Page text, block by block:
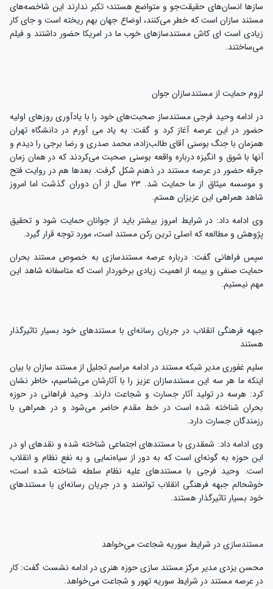
سازها انسان‌های حقیقت‌جو و متواضع هستند؛ تکبر ندارند این شاخصه‌های
مستند سازان است که خطر می‌کنند، اوضاع جهان بهم ریخته است و جای کار
زیادی است ای کاش مستندسازهای خوب ما در امریکا حضور داشتند و فیلم
می‌ساختند.
لزوم حمایت از مستندسازان جوان
در ادامه وحید فرجی مستندساز صحبت‌های خود را با یادآوری روزهای اولیه
حضور در این عرصه آغاز کرد و گفت: به یاد می آورم در دانشگاه تهران
همزمان با جنگ بوسنی آقای طالب‌زاده، محمد صدری و رضا برجی را دیدم و
آنها با شوق و انگیزه درباره واقعه بوسنی صحبت می‌کردند که در همان زمان
جرقه حضور در عرصه مستند در ذهنم شکل گرفت. بعدها هم در روایت فتح
و موسسه میثاق از ما حمایت شد. ۲۳ سال از آن دوران گذشت اما امروز
شاهد همراهی این عزیزان هستم.
وی ادامه داد: در شرایط امروز بیشتر باید از جوانان حمایت شود و تحقیق
پژوهش و مطالعه که اصلی ترین رکن مستند است، مورد توجه قرار گیرد.
سپس فراهانی گفت: درباره عرصه مستندسازی به خصوص مستند بحران
حمایت صنفی و بیمه از اهمیت زیادی برخوردار است که متاسفانه شاهد این
مهم نیستیم.
جبهه فرهنگی انقلاب در جریان رسانه‌ای با مستندهای خود بسیار تاثیرگذار
هستند
سلیم غفوری مدیر شبکه مستند در ادامه مراسم تجلیل از مستند سازان با بیان
اینکه ما هر سه این مستندسازان عزیز را با آثارشان می‌شناسیم، خاطر نشان
کرد: هرسه در تولید آثار جسارت و شجاعت دارند. وحید فراهانی در حوزه
بحران شناخته شده است در خط مقدم حاضر می‌شود و در همراهی با
رزمندگان جسارت دارد.
وی ادامه داد: شمقدری با مستندهای اجتماعی شناخته شده و نقدهای او در
این حوزه به گونه‌ای است که به دور از سیاه‌نمایی و به نفع نظام و انقلاب
است. وحید فرجی با مستندهای علیه نظام سلطه شناخته شده است؛
خوشحالم جبهه فرهنگی انقلاب توانمند و در جریان رسانه‌ای با مستندهای
خود بسیار تاثیرگذار هستند.
مستندسازی در شرایط سوریه شجاعت می‌خواهد
محسن یزدی مدیر مرکز مستند سازی حوزه هنری در ادامه نشست گفت: کار
در عرصه مستند در شرایط سوریه تهور و شجاعت می‌خواهد.